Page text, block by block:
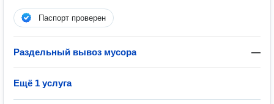
Паспорт проверен
Раздельный вывоз мусора —
Ещё 1 услуга